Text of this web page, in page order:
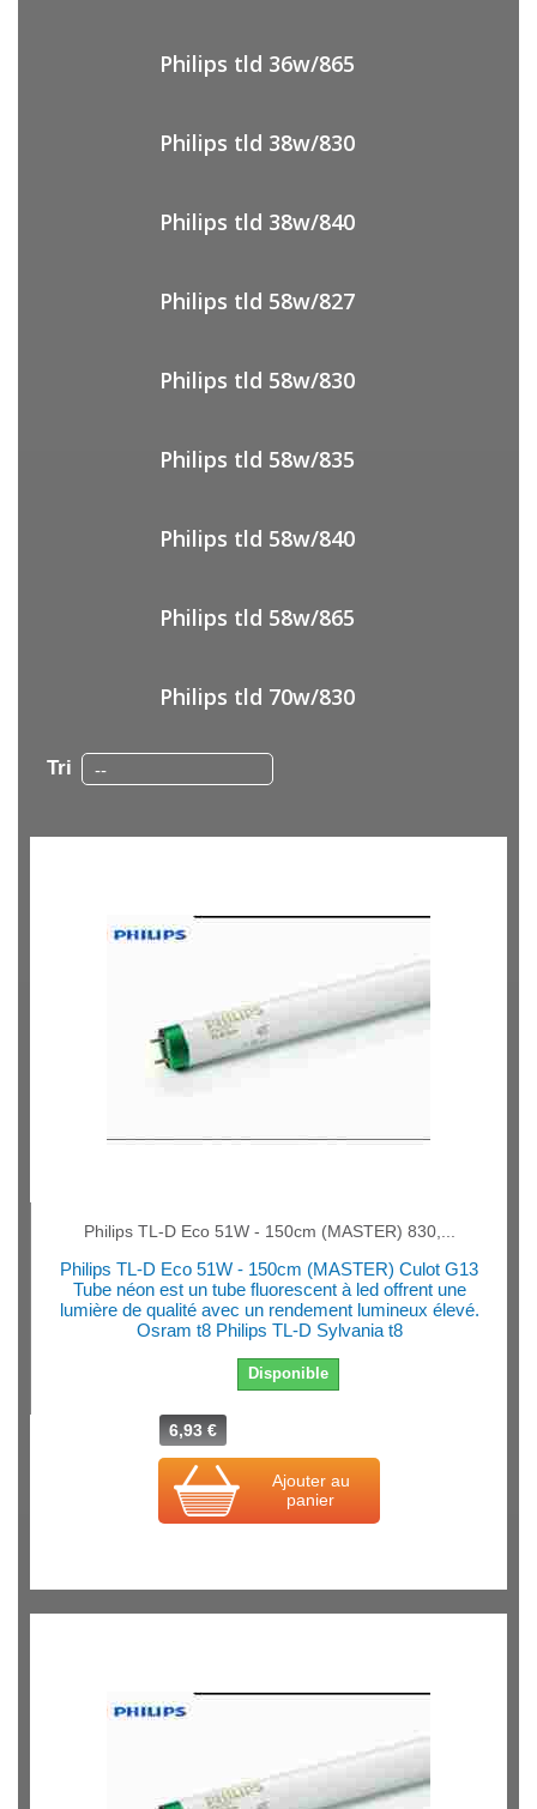
Philips tld 36w/865
Philips tld 38w/830
Philips tld 38w/840
Philips tld 58w/827
Philips tld 58w/830
Philips tld 58w/835
Philips tld 58w/840
Philips tld 58w/865
Philips tld 70w/830
Tri --
Philips TL-D Eco 51W - 150cm (MASTER) 830,...
Philips TL-D Eco 51W - 150cm (MASTER) Culot G13
Tube néon est un tube fluorescent à led offrent une
lumière de qualité avec un rendement lumineux élevé.
Osram t8 Philips TL-D Sylvania t8
Disponible
6,93 €
Ajouter au
panier